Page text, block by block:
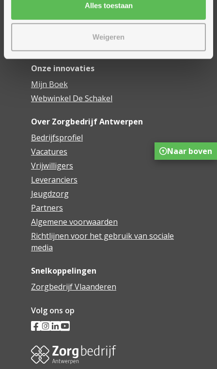
Alles toestaan
Weigeren
Assistentiewoningen
Woonzorgcentra
Onze innovaties
Mijn Boek
Webwinkel De Schakel
Over Zorgbedrijf Antwerpen
Bedrijfsprofiel
Vacatures
Vrijwilligers
Leveranciers
Jeugdzorg
Partners
Algemene voorwaarden
Richtlijnen voor het gebruik van sociale
media
Snelkoppelingen
Zorgbedrijf Vlaanderen
Volg ons op
Naar boven